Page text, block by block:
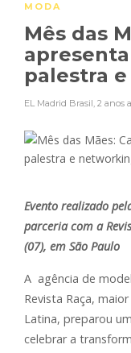
MODA
Mês das
palestra
EL Madrid Brasil, 2 anos
Evento realizado
parceria com a
(07), em São Paulo
A agência de
Revista Raça,
Latina, preparou
celebrar a